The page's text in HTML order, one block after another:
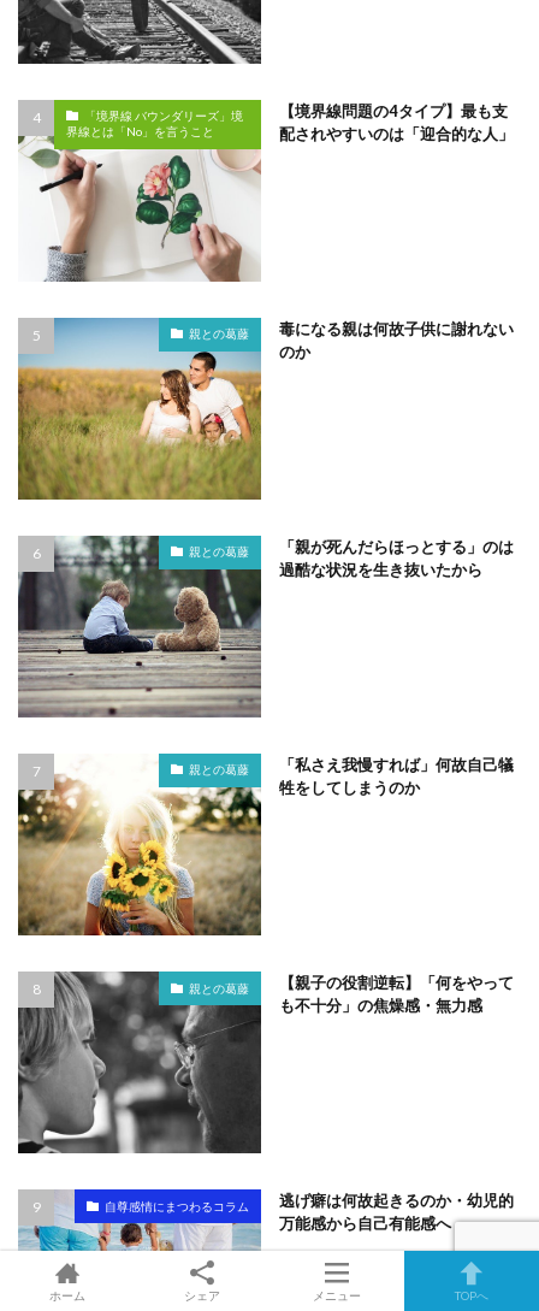
「境界線 バウンダリーズ」境
界線とは「No」を言うこと
【境界線問題の4タイプ】最も支
配されやすいのは「迎合的な人」
親との葛藤
毒になる親は何故子供に謝れない
のか
親との葛藤
「親が死んだらほっとする」のは
過酷な状況を生き抜いたから
親との葛藤
「私さえ我慢すれば」何故自己犠
牲をしてしまうのか
親との葛藤
【親子の役割逆転】「何をやって
も不十分」の焦燥感・無力感
自尊感情にまつわるコラム
逃げ癖は何故起きるのか・幼児的
万能感から自己有能感へ
ホーム シェア メニュー TOPへ